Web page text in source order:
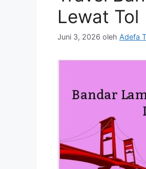
Lewat Tol
Juni 3, 2026 oleh Adefa